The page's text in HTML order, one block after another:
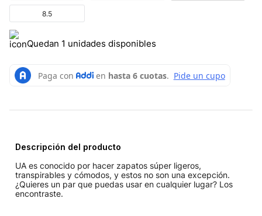
8.5
Quedan 1 unidades disponibles
Descripción del producto
UA es conocido por hacer zapatos súper ligeros,
transpirables y cómodos, y estos no son una excepción.
¿Quieres un par que puedas usar en cualquier lugar? Los
encontraste.